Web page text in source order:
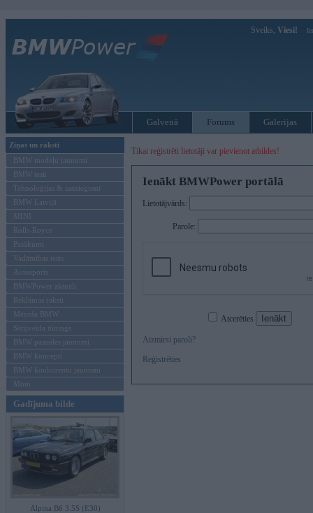
Sveiks, Viesi!
Galvenā Forums Galerijas
Ziņas un raksti
BMW modeļu jaunumi
BMW testi
Tehnoloģijas & sasniegumi
BMW Latvijā
MINI
Rolls-Royce
Pasākumi
Vadāmības tests
Autosports
BMWPower aktuāli
Reklāmas raksti
Mēneša BMW
Sērijveida tūnings
BMW pasaules jaunumi
BMW koncepti
BMW konkurentu jaunumi
Moto
Gadījuma bilde
Alpina B6 3.5S (E30)
Tikai reģistrēti lietotāji var pievienot atbildes!
Ienākt BMWPower portālā
Lietotājvārds:
Parole:
Atcerēties
Aizmirsi paroli?
Reģistrēties